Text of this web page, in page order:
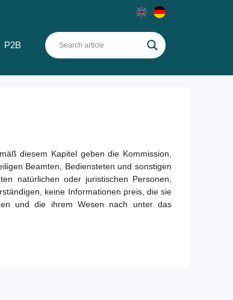
P2B
diesem Kapitel geben die Kommission,
Beamten, Bediensteten und sonstigen
natürlichen oder juristischen Personen,
keine Informationen preis, die sie
und die ihrem Wesen nach unter das